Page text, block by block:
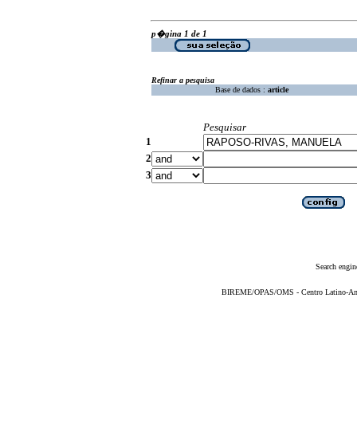
p�gina 1 de 1
Refinar a pesquisa
Base de dados : article
Pesquisar
1
2
3
Search
BIREME/OPAS/OMS - Centro Latino-